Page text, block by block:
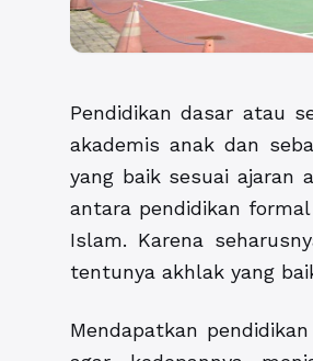
Pendidikan dasar atau
akademis anak dan
yang baik sesuai ajaran
antara pendidikan
Islam. Karena
tentunya akhlak yang
Mendapatkan